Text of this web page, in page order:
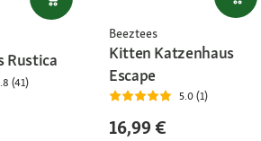
Rustica
(41)
Beeztees
Kitten Katzenhaus
Escape
5.0 (1)
16,99 €